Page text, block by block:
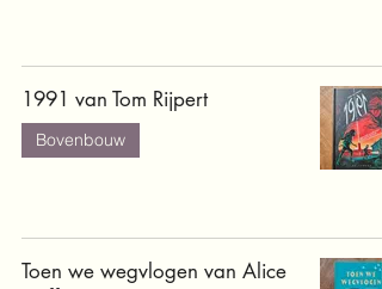
1991 van Tom Rijpert
Bovenbouw
Toen we wegvlogen van Alice